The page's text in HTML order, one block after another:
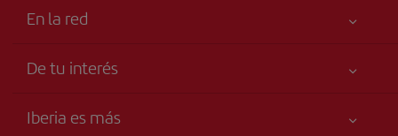
En la red
De tu interés
Accesibilidad
Iberia es más